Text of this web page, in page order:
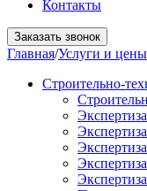
Контакты
Заказать звонок
Главная/Услуги и цены
Строительно-